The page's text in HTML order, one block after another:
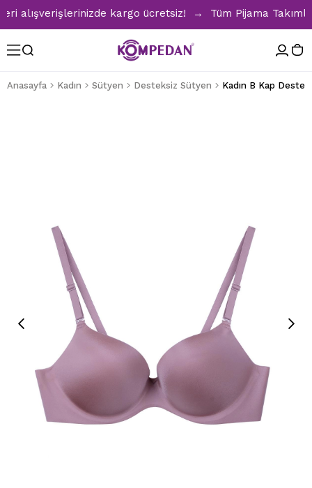
alışverişlerinizde kargo ücretsiz! → Tüm Pijama
Anasayfa Kadın Sütyen Desteksiz Sütyen